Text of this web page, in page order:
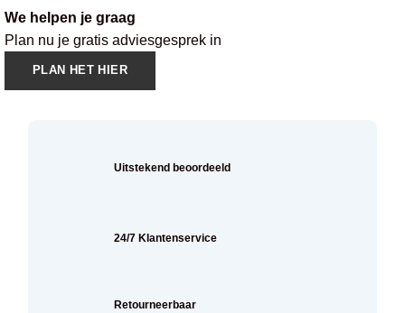
We helpen je graag
Plan nu je gratis adviesgesprek in
PLAN HET HIER
Uitstekend beoordeeld
24/7 Klantenservice
Retourneerbaar